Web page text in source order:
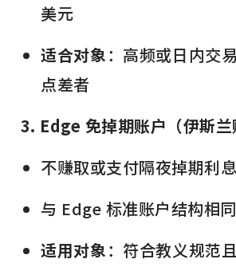
美元
适合对象：高频或日内交
点差者
3. Edge 免掉期账户（伊斯兰
不赚取或支付隔夜掉期利息
与 Edge 标准账户结构相同
适用对象：符合教义规范